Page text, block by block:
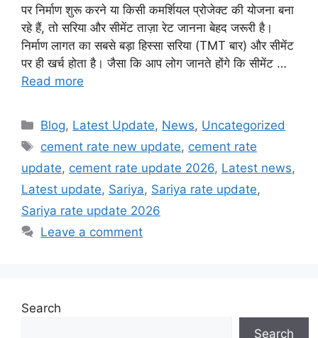
पर निर्माण शुरू करने या किसी कमर्शियल प्रोजेक्ट की योजना बना
रहे हैं, तो सरिया और सीमेंट ताज़ा रेट जानना बेहद जरूरी है।
निर्माण लागत का सबसे बड़ा हिस्सा सरिया (TMT बार) और सीमेंट
पर ही खर्च होता है। जैसा कि आप लोग जानते होंगे कि सीमेंट …
Read more
Categories
Blog, Latest Update, News, Uncategorized
Tags
cement rate new update, cement rate
update, cement rate update 2026, Latest news,
Latest update, Sariya, Sariya rate update,
Sariya rate update 2026
Leave a comment
Search
Search